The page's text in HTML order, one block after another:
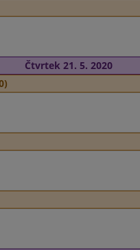
Čtvrtek 21. 5. 2020